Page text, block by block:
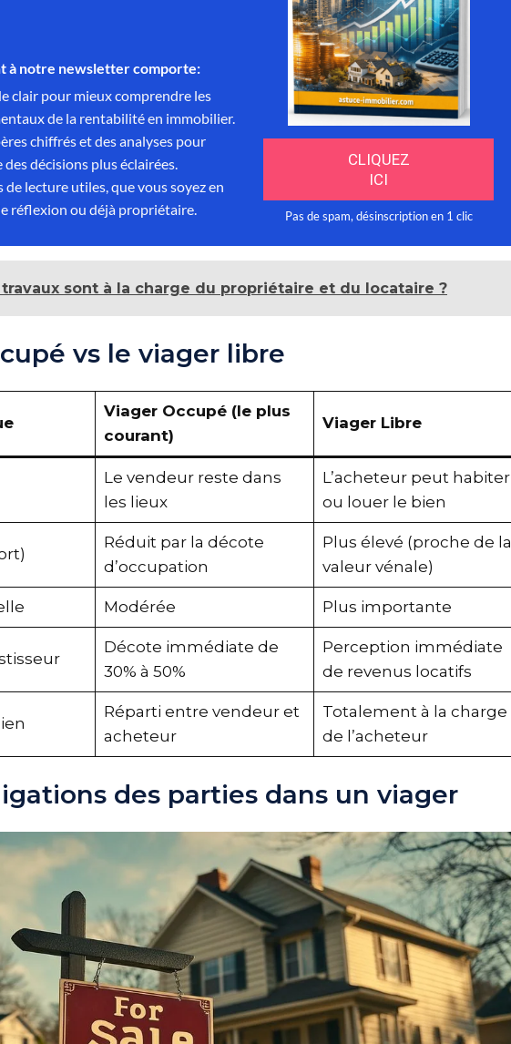
travaux sont à la charge du propriétaire et du locataire ?
vs le viager libre
Viager Occupé (le plus
courant)
Viager Libre
Le vendeur reste dans
les lieux
L’acheteur peut habiter
ou louer le bien
Réduit par la décote
d’occupation
Plus élevé (proche de la
valeur vénale)
Modérée Plus importante
Décote immédiate de
30% à 50%
Perception immédiate
de revenus locatifs
Réparti entre vendeur et
acheteur
Totalement à la charge
de l’acheteur
des parties dans un viager